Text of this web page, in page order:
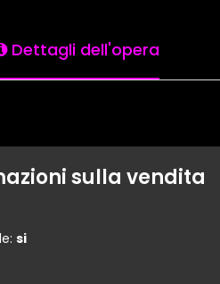
Dettagli dell'opera
sulla vendita
si